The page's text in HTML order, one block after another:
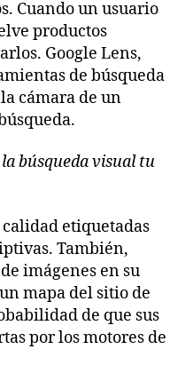
Cuando un usuario
productos
Google Lens,
de búsqueda
cámara de un
búsqueda visual tu
etiquetadas
También,
imágenes en su
mapa del sitio de
de que sus
por los motores de